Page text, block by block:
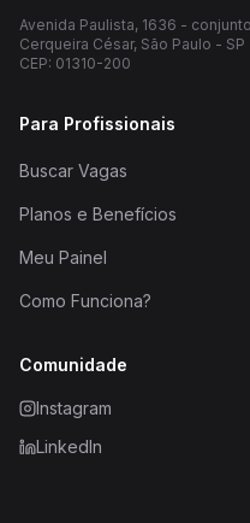
Avenida Paulista, 1636 -
Cerqueira César, São Paulo - SP
CEP: 01310-200
Para Profissionais
Buscar Vagas
Planos e Benefícios
Meu Painel
Como Funciona?
Comunidade
Instagram
LinkedIn